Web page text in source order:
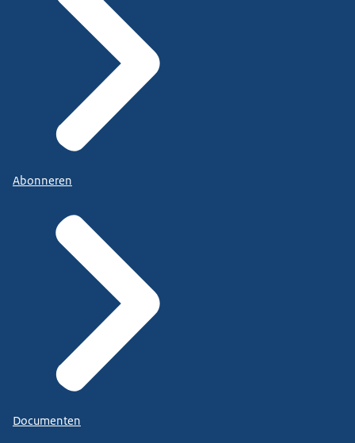
Abonneren
Documenten